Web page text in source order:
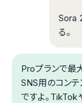
Sora
る。
Proプランで最
SNS用のコン
ですよ。